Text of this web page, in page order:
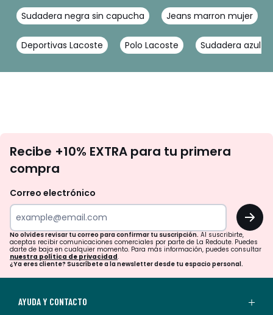
Sudadera negra sin capucha Jeans marron mujer
Deportivas Lacoste Polo Lacoste Sudadera azul
te
tu
para
confirmar
tu
suscripción.
Recibe +10% EXTRA para tu primera
compra
Correo electrónico
OK
No olvides revisar tu correo para confirmar tu suscripción. Al suscribirte,
aceptas recibir comunicaciones comerciales por parte de La Redoute. Puedes
darte de baja en cualquier momento. Para más información, puedes consultar
nuestra política de privacidad.
¿Ya eres cliente? Suscríbete a la newsletter desde tu espacio personal.
AYUDA Y CONTACTO